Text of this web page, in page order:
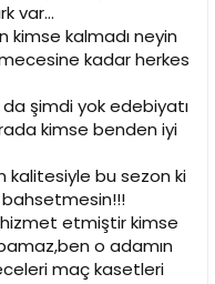
var...
kimse kalmadı neyin
kadar herkes
şimdi yok edebiyatı
kimse benden iyi
kalitesiyle bu sezon ki
etmiştir kimse
o adamın
maç kasetleri